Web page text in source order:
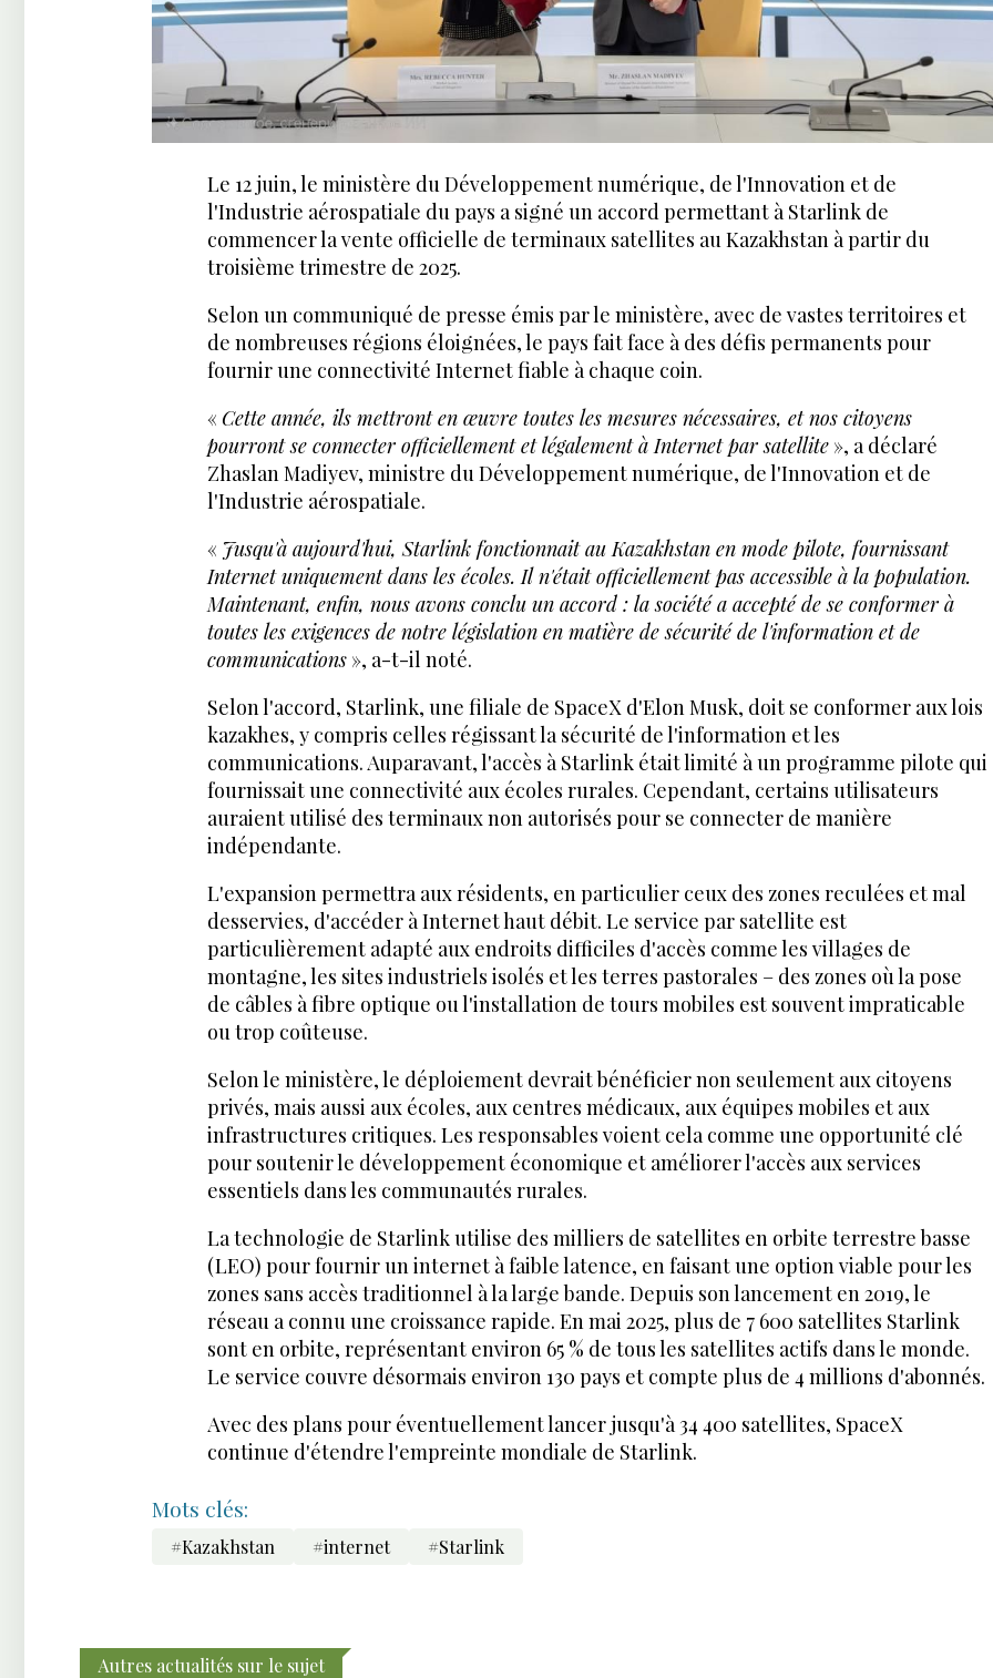
Le 12 juin, le ministère du Développement numérique, de l'Innovation et de
l'Industrie aérospatiale du pays a signé un accord permettant à Starlink de
commencer la vente officielle de terminaux satellites au Kazakhstan à partir du
troisième trimestre de 2025.
Selon un communiqué de presse émis par le ministère, avec de vastes territoires et
de nombreuses régions éloignées, le pays fait face à des défis permanents pour
fournir une connectivité Internet fiable à chaque coin.
« Cette année, ils mettront en œuvre toutes les mesures nécessaires, et nos citoyens
pourront se connecter officiellement et légalement à Internet par satellite », a déclaré
Zhaslan Madiyev, ministre du Développement numérique, de l'Innovation et de
l'Industrie aérospatiale.
« Jusqu'à aujourd'hui, Starlink fonctionnait au Kazakhstan en mode pilote, fournissant
Internet uniquement dans les écoles. Il n'était officiellement pas accessible à la population.
Maintenant, enfin, nous avons conclu un accord : la société a accepté de se conformer à
toutes les exigences de notre législation en matière de sécurité de l'information et de
communications », a-t-il noté.
Selon l'accord, Starlink, une filiale de SpaceX d'Elon Musk, doit se conformer aux lois
kazakhes, y compris celles régissant la sécurité de l'information et les
communications. Auparavant, l'accès à Starlink était limité à un programme pilote qui
fournissait une connectivité aux écoles rurales. Cependant, certains utilisateurs
auraient utilisé des terminaux non autorisés pour se connecter de manière
indépendante.
L'expansion permettra aux résidents, en particulier ceux des zones reculées et mal
desservies, d'accéder à Internet haut débit. Le service par satellite est
particulièrement adapté aux endroits difficiles d'accès comme les villages de
montagne, les sites industriels isolés et les terres pastorales – des zones où la pose
de câbles à fibre optique ou l'installation de tours mobiles est souvent impraticable
ou trop coûteuse.
Selon le ministère, le déploiement devrait bénéficier non seulement aux citoyens
privés, mais aussi aux écoles, aux centres médicaux, aux équipes mobiles et aux
infrastructures critiques. Les responsables voient cela comme une opportunité clé
pour soutenir le développement économique et améliorer l'accès aux services
essentiels dans les communautés rurales.
La technologie de Starlink utilise des milliers de satellites en orbite terrestre basse
(LEO) pour fournir un internet à faible latence, en faisant une option viable pour les
zones sans accès traditionnel à la large bande. Depuis son lancement en 2019, le
réseau a connu une croissance rapide. En mai 2025, plus de 7 600 satellites Starlink
sont en orbite, représentant environ 65 % de tous les satellites actifs dans le monde.
Le service couvre désormais environ 130 pays et compte plus de 4 millions d'abonnés.
Avec des plans pour éventuellement lancer jusqu'à 34 400 satellites, SpaceX
continue d'étendre l'empreinte mondiale de Starlink.
Mots clés:
#Kazakhstan #internet #Starlink
Autres actualités sur le sujet